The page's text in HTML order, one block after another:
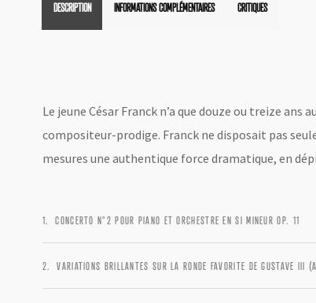
DESCRIPTION INFORMATIONS COMPLÉMENTAIRES CRITIQUES
Le jeune César Franck n’a que douze ou treize
compositeur-prodige. Franck ne disposait pas
mesures une authentique force dramatique, en
CONCERTO N°2 POUR PIANO ET ORCHESTRE EN SI MINEUR OP. 11
VARIATIONS BRILLANTES SUR LA RONDE FAVORITE DE GUSTAVE III